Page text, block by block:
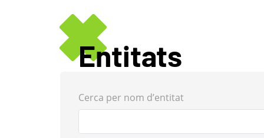
Entitats
Cerca per nom d’entitat